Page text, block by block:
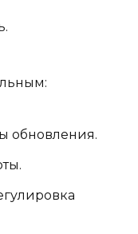
обновления.